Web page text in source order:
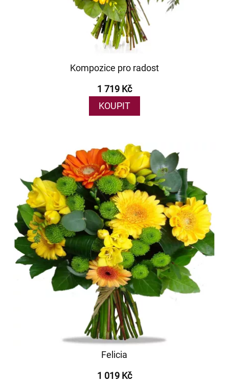
Kompozice pro radost
1 719 Kč
KOUPIT
Felicia
1 019 Kč